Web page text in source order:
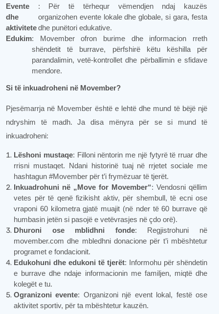
Evente
dhe
aktivitete
: Për të tërhequr vëmendjen ndaj kauzës
organizohen evente lokale dhe globale, si gara, festa
dhe punëtori edukative.
Edukim: Movember ofron burime dhe informacion rreth
shëndetit të burrave, përfshirë këtu këshilla për
parandalimin, vetë-kontrollet dhe përballimin e sfidave
mendore.
Si të inkuadroheni në Movember?
Pjesëmarrja në Movember është e lehtë dhe mund të bëjë një
ndryshim të madh. Ja disa mënyra për se si mund të
inkuadroheni:
Lëshoni mustaqe: Filloni nëntorin me një fytyrë të rruar dhe
rrisni mustaqet. Ndani historinë tuaj në rrjetet sociale me
hashtagun #Movember për t’i frymëzuar të tjerët.
Inkuadrohuni në „Move for Movember“: Vendosni qëllim
vetes për të qenë fizikisht aktiv, për shembull, të ecni ose
vraponi 60 kilometra gjatë muajit (në nder të 60 burrave që
humbasin jetën si pasojë e vetëvrasjes në çdo orë).
Dhuroni ose mblidhni fonde: Regjistrohuni në
movember.com dhe mbledhni donacione për t’i mbështetur
programet e fondacionit.
Edukohuni dhe edukoni të tjerët: Informohu për shëndetin
e burrave dhe ndaje informacionin me familjen, miqtë dhe
kolegët e tu.
Ogranizoni evente: Organizoni një event lokal, festë ose
aktivitet sportiv, për ta mbështetur kauzën.